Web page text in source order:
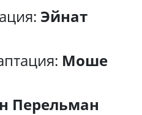
Эйнат
Моше
Перельман